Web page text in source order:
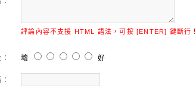
評論內容不支援 HTML 語法，可按 [ENTER] 鍵斷行！
壞 好